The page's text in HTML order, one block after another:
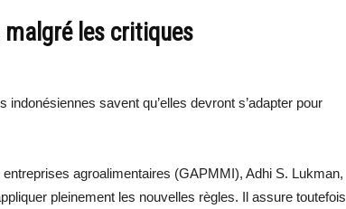
les critiques
savent qu’elles devront s’adapter pour
agroalimentaires (GAPMMI), Adhi S. Lukman,
pleinement les nouvelles règles. Il assure toutefois